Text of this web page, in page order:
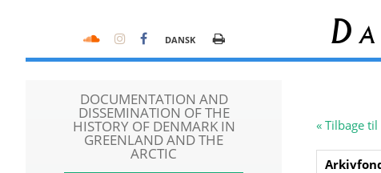
DANSK
DOCUMENTATION AND
DISSEMINATION OF THE
HISTORY OF DENMARK IN
GREENLAND AND THE
ARCTIC
« Tilbage